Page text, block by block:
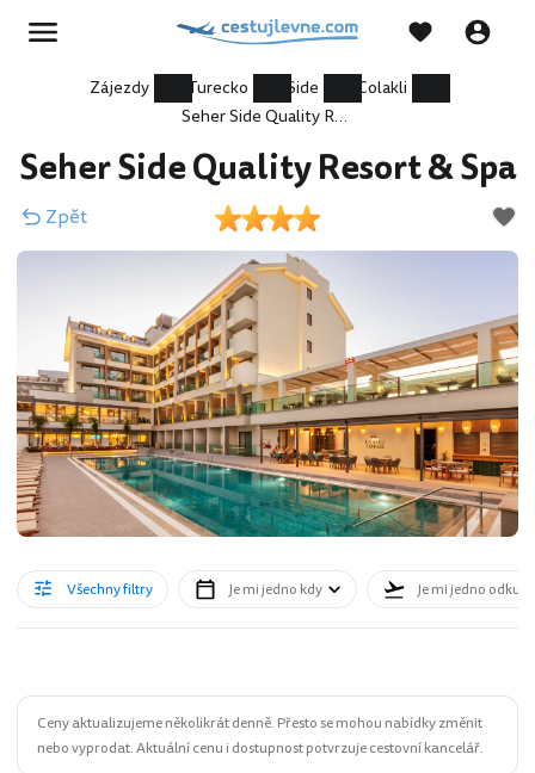
Zájezdy Turecko Side
Colakli
Seher Side Quality Resort & Spa
Seher Side Quality Resort & Spa
Zpět
Všechny filtry Je mi jedno kdy Je mi jedno odkud
Ceny aktualizujeme několikrát denně. Přesto se mohou nabídky změnit
nebo vyprodat. Aktuální cenu i dostupnost potvrzuje cestovní kancelář.